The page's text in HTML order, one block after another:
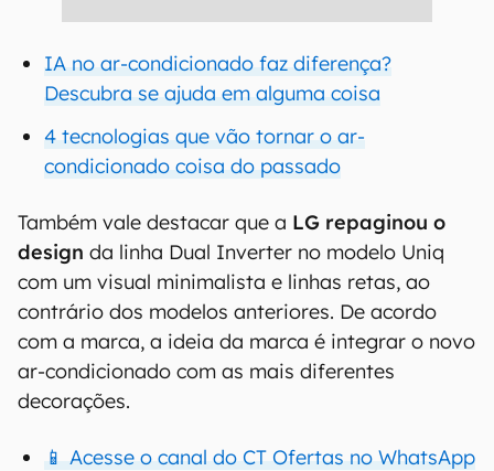
IA no ar-condicionado faz diferença?
Descubra se ajuda em alguma coisa
4 tecnologias que vão tornar o ar-
condicionado coisa do passado
Também vale destacar que a LG repaginou o
design da linha Dual Inverter no modelo Uniq
com um visual minimalista e linhas retas, ao
contrário dos modelos anteriores. De acordo
com a marca, a ideia da marca é integrar o novo
ar-condicionado com as mais diferentes
decorações.
📱 Acesse o canal do CT Ofertas no WhatsApp